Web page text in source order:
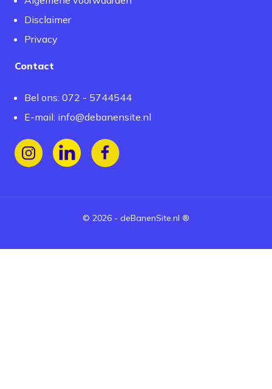
Disclaimer
Privacy
Contact
Bel ons: 072 - 5744544
E-mail: info@debanensite.nl
© 2026 - deBanenSite.nl ®